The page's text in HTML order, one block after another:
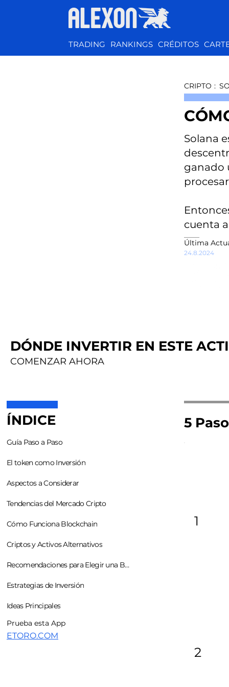
TRADING RANKINGS CRÉDITOS
CRIPTO :
Solana
ganado
cuenta
Última
24.8.2024
DÓNDE INVERTIR EN ESTE
COMENZAR AHORA
ÍNDICE
Guía Paso a Paso
El token como Inversión
Aspectos a Considerar
Tendencias del Mercado Cripto
Cómo Funciona Blockchain
Criptos y Activos Alternativos
Recomendaciones para Elegir una Buena App
Estrategias de Inversión
Ideas Principales
Prueba esta App
ETORO.COM
5
1
2